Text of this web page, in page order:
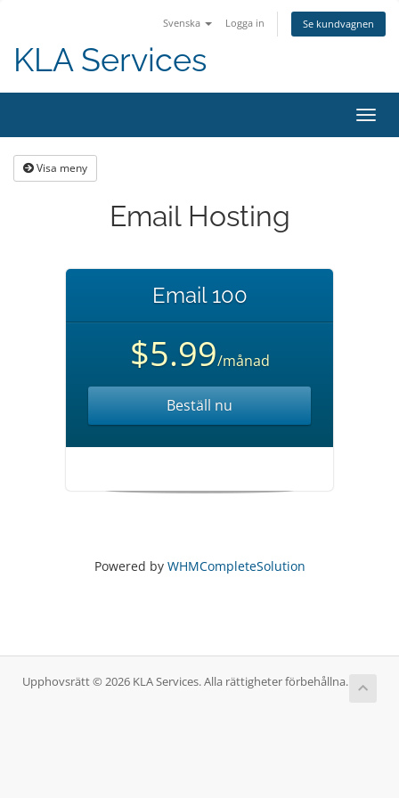
Svenska Logga in Se kundvagnen
KLA Services
Växla
Visa meny
Email Hosting
Email 100
$5.99/månad
Beställ nu
Powered by WHMCompleteSolution
Upphovsrätt © 2026 KLA Services. Alla rättigheter förbehållna.